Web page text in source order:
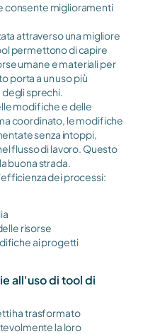
consente miglioramenti
attraverso una migliore
permettono di capire
umane e materiali per
porta a un uso più
degli sprechi.
modifiche e delle
coordinato, le modifiche
senza intoppi,
flusso di lavoro. Questo
buona strada.
dei processi:
risorse
ai progetti
all'uso di tool di
ha trasformato
la loro